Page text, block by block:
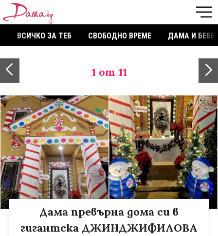
ВСИЧКО ЗА ТЕБ СВОБОДНО ВРЕМЕ ДАМА И БЕБЕ
1 от 11
Дама превърна дома си в
гигантска ДЖИНДЖИФИЛОВА